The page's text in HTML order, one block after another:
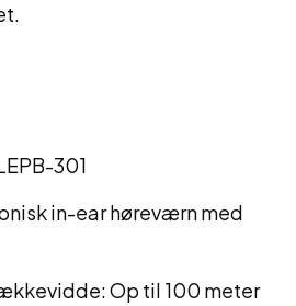
301
in-ear høreværn med
Op til 100 meter